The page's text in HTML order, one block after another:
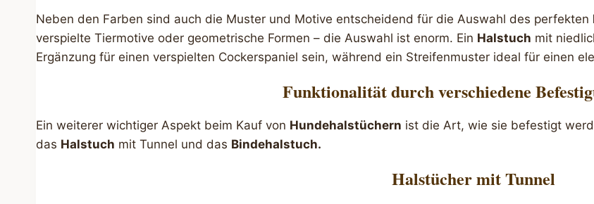
Neben den Farben sind auch die Muster und Motive entscheidend für die Auswahl des perfekten
verspielte Tiermotive oder geometrische Formen – die Auswahl ist enorm. Ein Halstuch mit
Ergänzung für einen verspielten Cockerspaniel sein, während ein Streifenmuster ideal für einen
Funktionalität durch verschiedene
Ein weiterer wichtiger Aspekt beim Kauf von Hundehalstüchern ist die Art, wie sie befestigt
das Halstuch mit Tunnel und das Bindehalstuch.
Halstücher mit Tunnel